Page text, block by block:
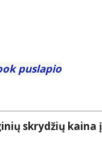
puslapio
skrydžių kaina